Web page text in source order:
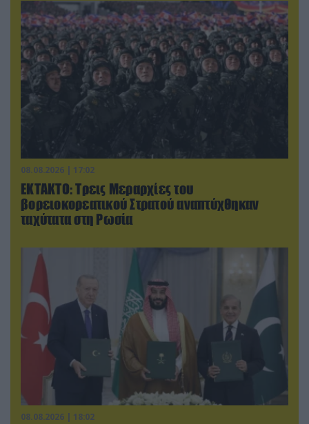
08.08.2026 | 17:02
ΕΚΤΑΚΤΟ: Τρεις Μεραρχίες του
βορειοκορεατικού Στρατού αναπτύχθηκαν
ταχύτατα στη Ρωσία
08.08.2026 | 18:02